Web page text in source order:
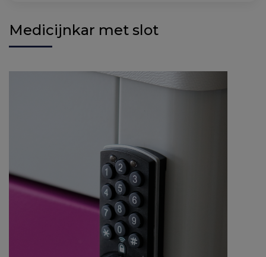
Medicijnkar met slot